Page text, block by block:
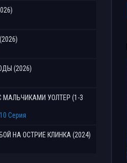
(2026)
МАЛЬЧИКАМИ УОЛТЕР (1-3
Серия
НА ОСТРИЕ КЛИНКА (2024)